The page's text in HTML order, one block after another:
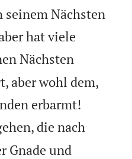
seinem Nächsten
hat viele
Nächsten
aber wohl dem,
erbarmt!
die nach
Gnade und